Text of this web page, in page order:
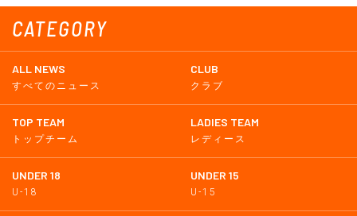
CATEGORY
ALL NEWS
すべてのニュース
CLUB
クラブ
TOP TEAM
トップチーム
LADIES TEAM
レディース
UNDER 18
U-18
UNDER 15
U-15